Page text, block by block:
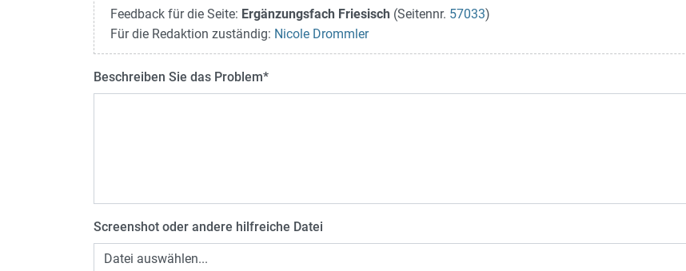
Feedback für die Seite: Ergänzungsfach Friesisch (Seitennr. 57033)
Für die Redaktion zuständig: Nicole Drommler
Beschreiben Sie das Problem*
Screenshot oder andere hilfreiche Datei
Datei auswählen...